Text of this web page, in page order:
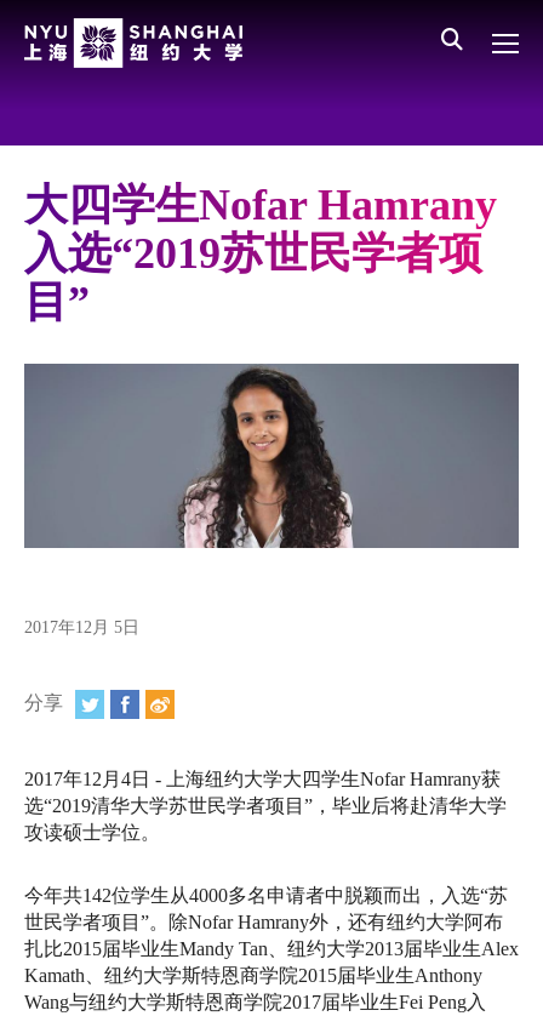
All NYU
学校领导
师资队伍
新闻与媒体报道
视频
上海纽约大学汇刊
学生说
联系方式
支持我们
大四学生Nofar Hamrany
入选“2019苏世民学者项
目”
2017年12月 5日
分享
2017年12月4日 - 上海纽约大学大四学生Nofar Hamrany获
选“2019清华大学苏世民学者项目”， 毕业后将赴清华大学
攻读硕士学位。
今年共142位学生从4000多名申请者中脱颖而出，入选“苏
世民学者项目”。除Nofar Hamrany外， 还有纽约大学阿布
扎比2015届毕业生Mandy Tan、纽约大学2013届毕业生Alex
Kamath、 纽约大学斯特恩商学院2015届毕业生Anthony
Wang与纽约大学斯特恩商学院2017届毕业生Fei Peng入